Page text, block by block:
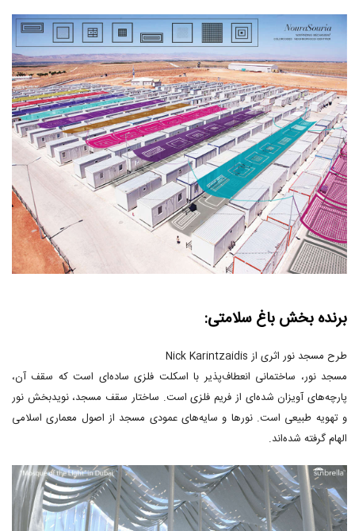
برنده بخش باغ سلامتی:
طرح مسجد نور اثری از Nick Karintzaidis
مسجد نور، ساختمانی انعطاف‌پذیر با اسکلت فلزی ساده‌ای است که سقف آن،
پارچه‌های آویزان شده‌ای از فریم فلزی است. ساختار سقف مسجد، نویدبخش نور
و تهویه طبیعی است. نورها و سایه‌های عمودی مسجد از اصول معماری اسلامی
الهام گرفته شده‌اند.